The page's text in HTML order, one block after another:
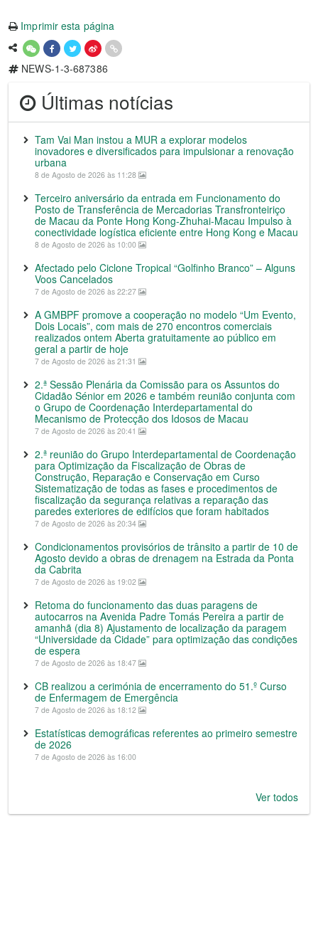
Imprimir esta página
NEWS-1-3-687386
Últimas notícias
Tam Vai Man instou a MUR a explorar modelos
inovadores e diversificados para impulsionar a renovação
urbana
8 de Agosto de 2026 às 11:28
Terceiro aniversário da entrada em Funcionamento do
Posto de Transferência de Mercadorias Transfronteiriço
de Macau da Ponte Hong Kong-Zhuhai-Macau Impulso à
conectividade logística eficiente entre Hong Kong e Macau
8 de Agosto de 2026 às 10:00
Afectado pelo Ciclone Tropical “Golfinho Branco” – Alguns
Voos Cancelados
7 de Agosto de 2026 às 22:27
A GMBPF promove a cooperação no modelo “Um Evento,
Dois Locais”, com mais de 270 encontros comerciais
realizados ontem Aberta gratuitamente ao público em
geral a partir de hoje
7 de Agosto de 2026 às 21:31
2.ª Sessão Plenária da Comissão para os Assuntos do
Cidadão Sénior em 2026 e também reunião conjunta com
o Grupo de Coordenação Interdepartamental do
Mecanismo de Protecção dos Idosos de Macau
7 de Agosto de 2026 às 20:41
2.ª reunião do Grupo Interdepartamental de Coordenação
para Optimização da Fiscalização de Obras de
Construção, Reparação e Conservação em Curso
Sistematização de todas as fases e procedimentos de
fiscalização da segurança relativas a reparação das
paredes exteriores de edifícios que foram habitados
7 de Agosto de 2026 às 20:34
Condicionamentos provisórios de trânsito a partir de 10 de
Agosto devido a obras de drenagem na Estrada da Ponta
da Cabrita
7 de Agosto de 2026 às 19:02
Retoma do funcionamento das duas paragens de
autocarros na Avenida Padre Tomás Pereira a partir de
amanhã (dia 8) Ajustamento de localização da paragem
“Universidade da Cidade” para optimização das condições
de espera
7 de Agosto de 2026 às 18:47
CB realizou a cerimónia de encerramento do 51.º Curso
de Enfermagem de Emergência
7 de Agosto de 2026 às 18:12
Estatísticas demográficas referentes ao primeiro semestre
de 2026
7 de Agosto de 2026 às 16:00
Ver todos